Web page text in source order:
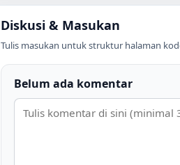
Diskusi & Masukan
Tulis masukan untuk struktur halaman
Belum ada komentar